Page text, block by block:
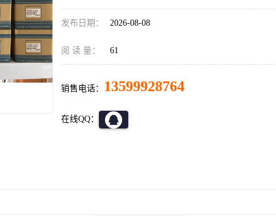
发布日期： 2026-08-08
阅 读 量： 61
销售电话： 13599928764
在线QQ：